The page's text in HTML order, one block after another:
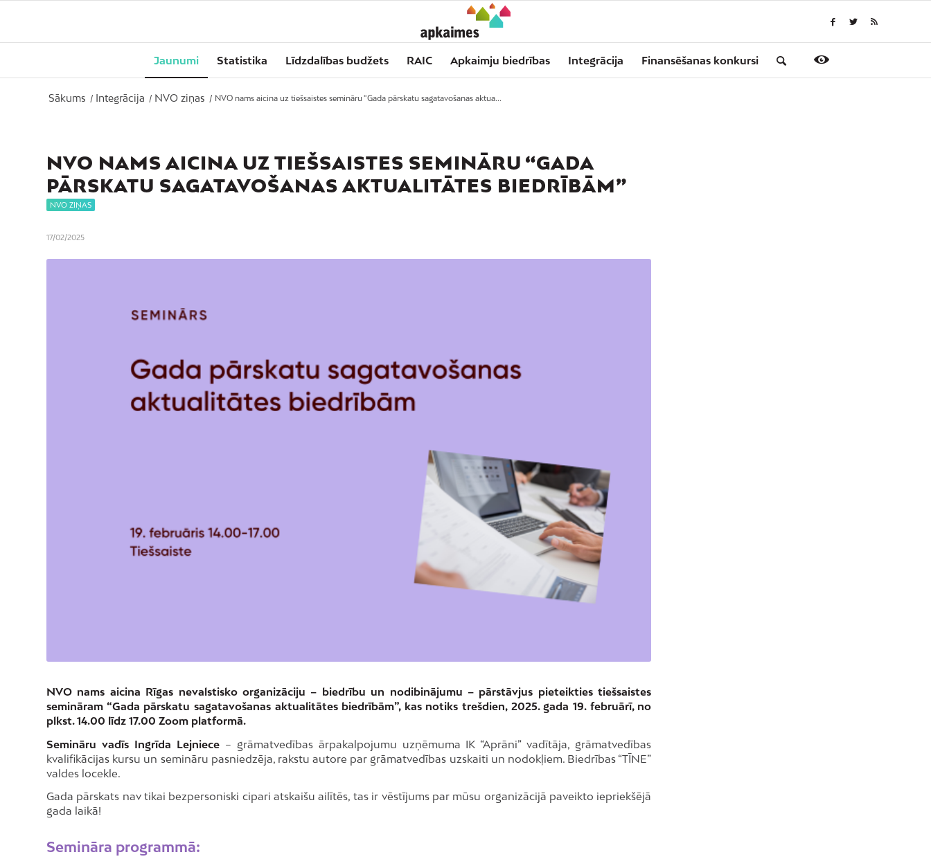
Jaunumi Statistika Līdzdalības budžets RAIC Apkaimju biedrības Integrācija Finansēšanas konkursi
Sākums / Integrācija / NVO ziņas / NVO nams aicina uz tiešsaistes semināru “Gada pārskatu sagatavošanas aktua...
NVO NAMS AICINA UZ TIEŠSAISTES SEMINĀRU “GADA
PĀRSKATU SAGATAVOŠANAS AKTUALITĀTES BIEDRĪBĀM”
NVO ZIŅAS
17/02/2025
NVO nams aicina Rīgas nevalstisko organizāciju – biedrību un nodibinājumu – pārstāvjus pieteikties tiešsaistes
semināram “Gada pārskatu sagatavošanas aktualitātes biedrībām”, kas notiks trešdien, 2025. gada 19. februārī, no
plkst. 14.00 līdz 17.00 Zoom platformā.
Semināru vadīs Ingrīda Lejniece– grāmatvedības ārpakalpojumu uzņēmuma IK “Aprāni” vadītāja, grāmatvedības
kvalifikācijas kursu un semināru pasniedzēja, rakstu autore par grāmatvedības uzskaiti un nodokļiem. Biedrības “TĪNE”
valdes locekle.
Gada pārskats nav tikai bezpersoniski cipari atskaišu ailītēs, tas ir vēstījums par mūsu organizācijā paveikto iepriekšējā
gada laikā!
Semināra programmā: